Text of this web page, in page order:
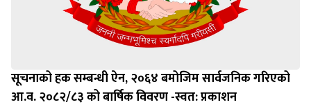
सूचनाको हक सम्बन्धी ऐन, २०६४ बमोजिम सार्वजनिक गरिएको
आ.व. २०८२/८३ को बार्षिक विवरण -स्वत: प्रकाशन